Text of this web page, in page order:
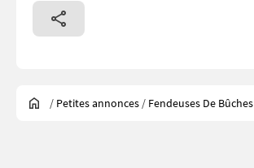
/ Petites annonces / Fendeuses De Bûches